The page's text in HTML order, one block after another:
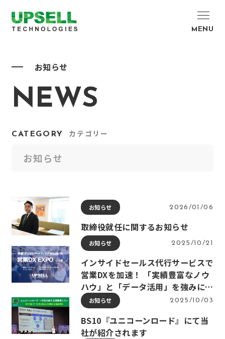
MENU
お知らせ
NEWS
CATEGORY カテゴリー
お知らせ 2026/01/06
取締役就任に関するお知らせ
お知らせ 2025/10/21
インサイドセールス代行サービスで
営業DXを加速！ 「実績豊富なノウ
ハウ」と「データ活用」を強みに…
お知らせ 2025/10/03
BS10『ユニコーンロード』にて当
社が紹介されます